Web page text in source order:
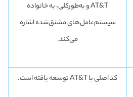
AT&T و به‌طور‌کلی، به خانواده
سیستم‌عامل‌های مشتق‌شده اشاره
می‌کند.
کد اصلی با AT&T توسعه یافته است.